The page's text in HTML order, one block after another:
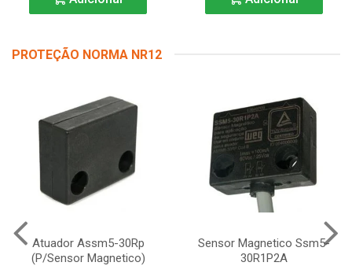
PROTEÇÃO NORMA NR12
Atuador Assm5-30Rp
(P/Sensor Magnetico)
Sensor Magnetico Ssm5-
30R1P2A